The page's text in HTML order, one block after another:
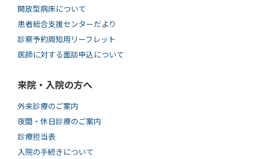
開放型病床について
患者総合支援センターだより
診察予約周知用リーフレット
医師に対する面談申込について
来院・入院の方へ
外来診療のご案内
夜間・休日診療のご案内
診療担当表
入院の手続きについて